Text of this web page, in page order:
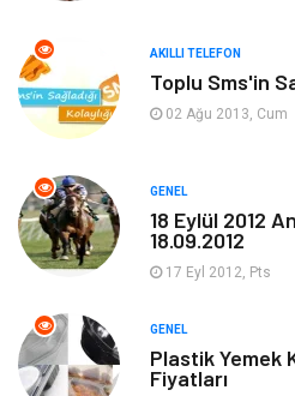
Dekorasyon
Makine
Güzellik & Bakım
Organizasyon
Hizmet
Aksesuar
AKILLI TELEFON
Toplu Sms'in
02 Ağu 2013, Cum
GENEL
18 Eylül 2012
18.09.2012
17 Eyl 2012, Pts
GENEL
Plastik Yemek
Fiyatları